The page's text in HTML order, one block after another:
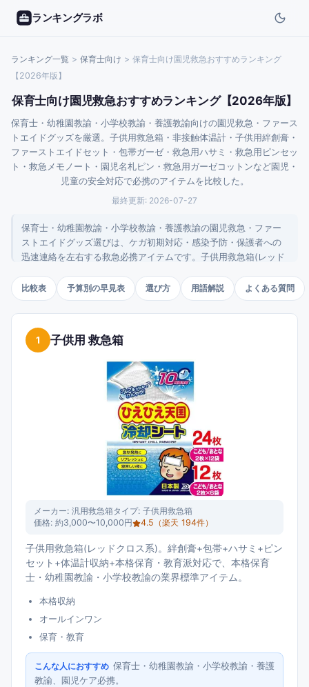
ランキングラボ
ランキング一覧 > 保育士向け > 保育士向け園児救急おすすめランキング
【2026年版】
保育士向け園児救急おすすめランキング【2026年版】
保育士・幼稚園教諭・小学校教諭・養護教諭向けの園児救急・ファース
トエイドグッズを厳選。子供用救急箱・非接触体温計・子供用絆創膏・
ファーストエイドセット・包帯ガーゼ・救急用ハサミ・救急用ピンセッ
ト・救急メモノート・園児名札ピン・救急用ガーゼコットンなど園児・
児童の安全対応で必携のアイテムを比較した。
最終更新: 2026-07-27
保育士・幼稚園教諭・小学校教諭・養護教諭の園児救急・ファー
ストエイドグッズ選びは、ケガ初期対応・感染予防・保護者への
迅速連絡を左右する救急必携アイテムです。子供用救急箱(レッド
教育派の必携。非接触体温計・子供用絆創膏・ファーストエイド
セット・包帯ガーゼ・救急用ハサミ・救急用ピンセット・救急メ
モノート・園児名札ピン・救急用ガーゼコットンは、園児・児童
の擦り傷+発熱+ケガ+応急処置の総合救急ツール。新人保育士から
本格教育派までのモデルを300円〜10,000円の価格帯で整理しま
比較表 予算別の早見表 選び方 用語解説 よくある質問
1 子供用 救急箱
メーカー: 汎用救急箱タイプ: 子供用救急箱
価格: 約3,000〜10,000円 4.5 （楽天 194件）
子供用救急箱(レッドクロス系)。絆創膏+包帯+ハサミ+ピン
セット+体温計収納+本格保育・教育派対応で、本格保育
士・幼稚園教諭・小学校教諭の業界標準アイテム。
本格収納
オールインワン
保育・教育
こんな人におすすめ 保育士・幼稚園教諭・小学校教諭・養護
教諭、園児ケア必携。